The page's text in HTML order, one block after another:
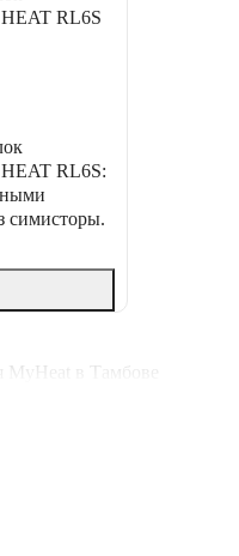
RL6S
RL6S:
симисторы.
в Тамбове